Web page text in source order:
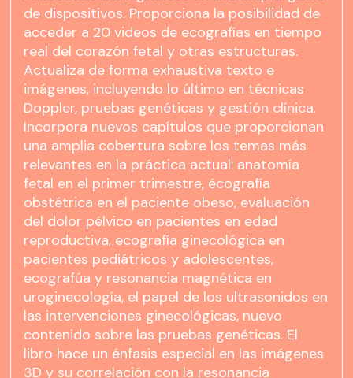
de dispositivos. Proporciona la posibilidad de
acceder a 20 videos de ecografías en tiempo
real del corazón fetal y otras estructuras.
Actualiza de forma exhaustiva texto e
imágenes, incluyendo lo último en técnicas
Doppler, pruebas genéticas y gestión clínica.
Incorpora nuevos capítulos que proporcionan
una amplia cobertura sobre los temas más
relevantes en la práctica actual: anatomía
fetal en el primer trimestre, écografía
obstétrica en el paciente obeso, evaluación
del dolor pélvico en pacientes en edad
reproductiva, ecografía ginecológica en
pacientes pediátricos y adolescentes,
ecografúa y resonancia magnética en
uroginecología, el papel de los ultrasonidos en
las intervenciones ginecológicas, nuevo
contenido sobre las pruebas genéticas. El
libro hace un énfasis especial en las imágenes
3D y su correlación con la resonancia